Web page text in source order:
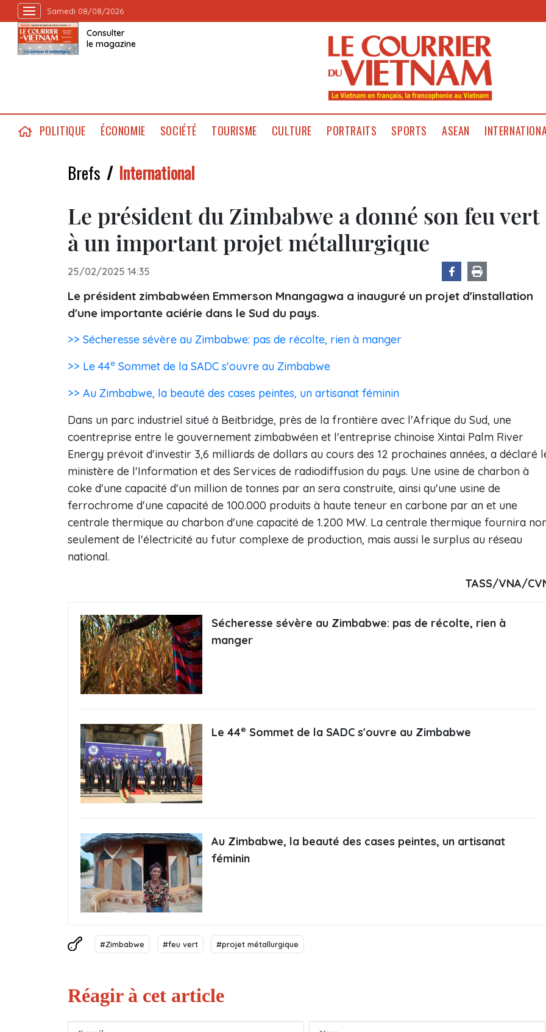
Samedi 08/08/2026
Consulter
le magazine
POLITIQUE ÉCONOMIE SOCIÉTÉ TOURISME CULTURE PORTRAITS SPORTS ASEAN
Brefs International
Le président du Zimbabwe a donné son feu vert
à un important projet métallurgique
25/02/2025 14:35
Le président zimbabwéen Emmerson Mnangagwa a inauguré un projet d'installation
d'une importante aciérie dans le Sud du pays.
>> Sécheresse sévère au Zimbabwe: pas de récolte, rien à manger
>> Le 44e Sommet de la SADC s'ouvre au Zimbabwe
>> Au Zimbabwe, la beauté des cases peintes, un artisanat féminin
Dans un parc industriel situé à Beitbridge, près de la frontière avec l'Afrique du Sud, une
coentreprise entre le gouvernement zimbabwéen et l'entreprise chinoise Xintai Palm River
Energy prévoit d'investir 3,6 milliards de dollars au cours des 12 prochaines années, a déclaré
ministère de l'Information et des Services de radiodiffusion du pays. Une usine de charbon à
coke d'une capacité d'un million de tonnes par an sera construite, ainsi qu'une usine de
ferrochrome d'une capacité de 100.000 produits à haute teneur en carbone par an et une
centrale thermique au charbon d'une capacité de 1.200 MW. La centrale thermique fournira
seulement de l'électricité au futur complexe de production, mais aussi le surplus au réseau
national.
TASS/VNA/
Sécheresse sévère au Zimbabwe: pas de récolte, rien à
manger
Le 44e Sommet de la SADC s'ouvre au Zimbabwe
Au Zimbabwe, la beauté des cases peintes, un artisanat
féminin
#Zimbabwe #feu vert #projet métallurgique